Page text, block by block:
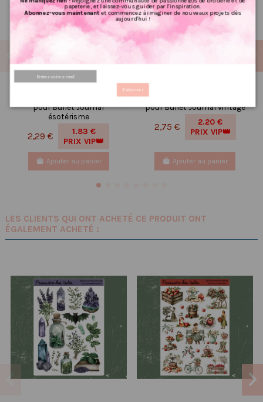
pour Bullet Journal
ésotérisme
2,29 €
1.83 €
PRIX VIP👑
Ajouter au panier
pour Bullet Journal vintage
2,75 €
2.20 €
PRIX VIP👑
Ajouter au panier
LES CLIENTS QUI ONT ACHETÉ CE PRODUIT ONT
ÉGALEMENT ACHETÉ :
papeterie, et laissez-vous guider par l'inspiration.
Abonnez-vous maintenantet commencez à imaginer de nouveaux projets dès
aujourd'hui !
S'abonner